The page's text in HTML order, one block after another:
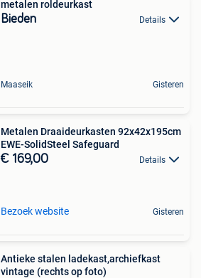
metalen roldeurkast
Bieden Details
Maaseik Gisteren
Metalen Draaideurkasten 92x42x195cm
EWE-SolidSteel Safeguard
€ 169,00 Details
Bezoek website Gisteren
Antieke stalen ladekast,archiefkast
vintage (rechts op foto)